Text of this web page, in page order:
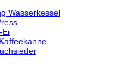
Wasserkessel
Ei